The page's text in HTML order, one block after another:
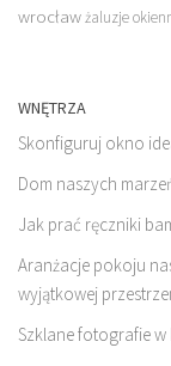
wrocławżaluzje
WNĘTRZA
Skonfiguruj okno
Dom naszych
Jak prać ręczniki
Aranżacje pokoju
wyjątkowej
Szklane fotografie